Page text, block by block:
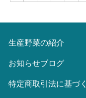
生産野菜の紹介
お知らせブログ
特定商取引法に基づ